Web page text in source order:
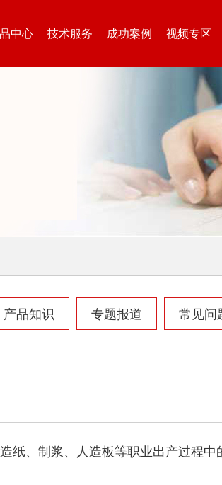
中心 技术服务 成功案例 视频专区
产品知识 专题报道 常见问
、制浆、人造板等职业出产过程